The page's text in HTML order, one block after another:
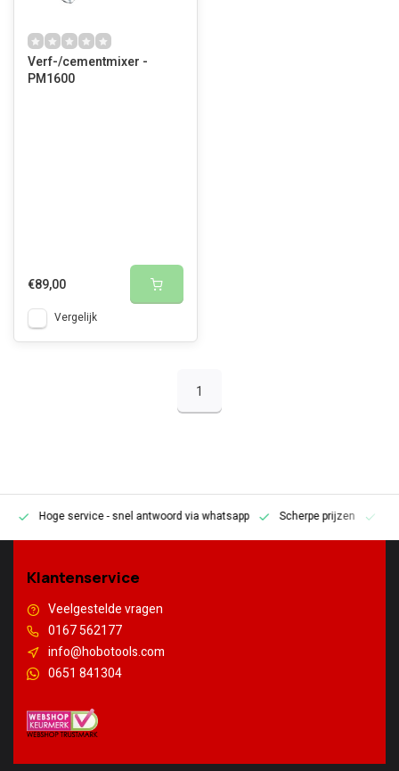
Verf-/cementmixer -
PM1600
€89,00
Vergelijk
1
Hoge service- snel antwoord via whatsapp Scherpe prijzen
Klantenservice
Veelgestelde vragen
0167 562177
info@hobotools.com
0651 841304